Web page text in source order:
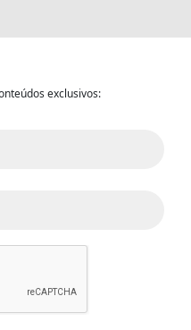
exclusivos: